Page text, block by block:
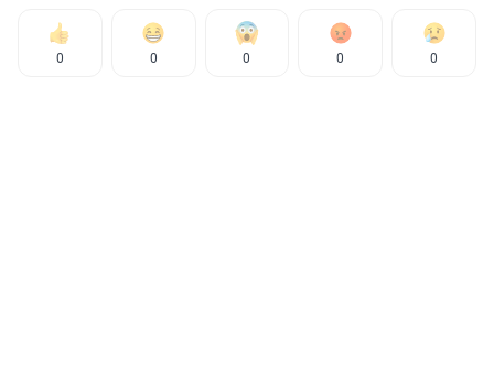
0 0 0 0 0